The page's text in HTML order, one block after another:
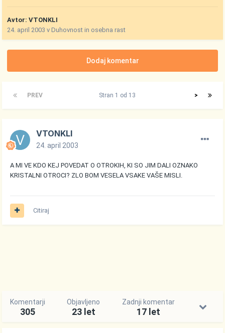
Avtor:VTONKLI
24. april 2003 vDuhovnost in osebna rast
Dodaj komentar
PREV >
Stran 1 od 13
VTONKLI
24. april 2003
A MI VE KDO KEJ POVEDAT O OTROKIH, KI SO JIM DALI OZNAKO
KRISTALNI OTROCI? ZLO BOM VESELA VSAKE VAŠE MISLI.
Citiraj
Komentarji
305
Objavljeno
23 let
Zadnji komentar
17 let